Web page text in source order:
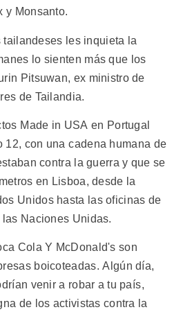
y Monsanto.
tailandeses les inquieta la
lo sienten más que los
Pitsuwan, ex ministro de
de Tailandia.
Made in USA en Portugal
con una cadena humana de
contra la guerra y que se
en Lisboa, desde la
Unidos hasta las oficinas de
Naciones Unidas.
Cola Y McDonald's son
boicoteadas. Algún día,
venir a robar a tu país,
de los activistas contra la